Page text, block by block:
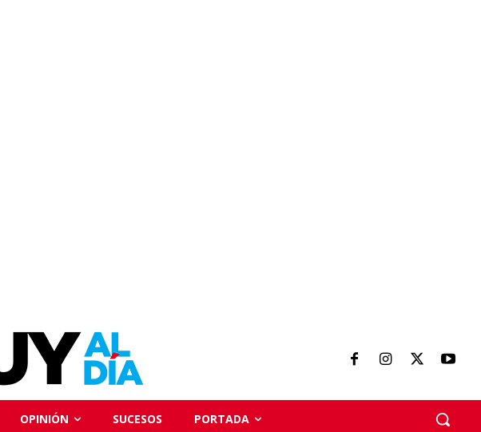
OPINIÓN SUCESOS PORTADA